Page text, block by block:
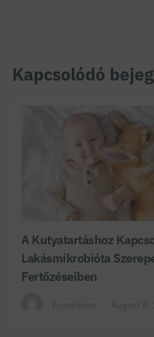
Kapcsolódó
A Kutyatartáshoz
Lakásmikrobióta
Fertőzéseiben